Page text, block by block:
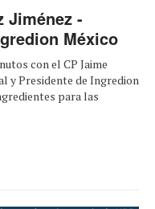
Jiménez -
México
con el CP Jaime
y Presidente de Ingredion
para las